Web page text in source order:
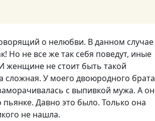
о нелюбви. В данном случае
Но не все же так себя поведут, иные
женщине не стоит быть такой
сложная. У моего двоюродного брата
с выпивкой мужа. А он
пьянке. Давно это было. Только она
не нашла.